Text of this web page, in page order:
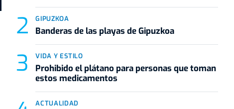
GIPUZKOA
Banderas de las playas de Gipuzkoa
VIDA Y ESTILO
Prohibido el plátano para personas que toman
estos medicamentos
ACTUALIDAD